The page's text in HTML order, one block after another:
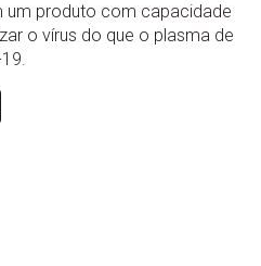
um produto com capacidade
o vírus do que o plasma de